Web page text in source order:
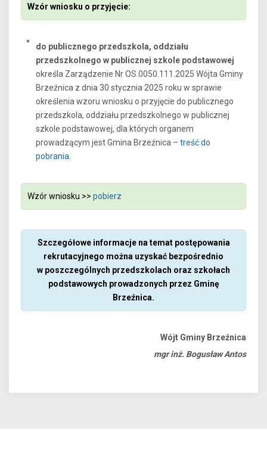
Wzór wniosku o przyjęcie:
do publicznego przedszkola, oddziału
przedszkolnego w publicznej szkole podstawowej
określa Zarządzenie Nr OS.0050.111.2025 Wójta Gminy
Brzeźnica z dnia 30 stycznia 2025 roku w sprawie
określenia wzoru wniosku o przyjęcie do publicznego
przedszkola, oddziału przedszkolnego w publicznej
szkole podstawowej, dla których organem
prowadzącym jest Gmina Brzeźnica – treść do
pobrania
Wzór wniosku >> pobierz
Szczegółowe informacje na temat postępowania
rekrutacyjnego można uzyskać bezpośrednio
w poszczególnych przedszkolach oraz szkołach
podstawowych prowadzonych przez Gminę
Brzeźnica.
Wójt Gminy Brzeźnica
mgr inż. Bogusław Antos